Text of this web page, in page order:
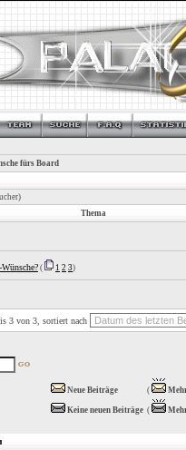
fürs Board
Thema
( 1 2 3)
3 von 3, sortiert nach
Neue Beiträge (
Keine neuen Beiträge (